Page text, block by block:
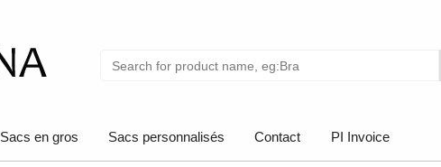
Sacs en gros Sacs personnalisés Contact PI Invoice